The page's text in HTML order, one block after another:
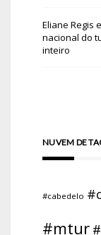
Eliane Regis
nacional do
inteiro
NUVEM DE
#cabedelo
#mtur